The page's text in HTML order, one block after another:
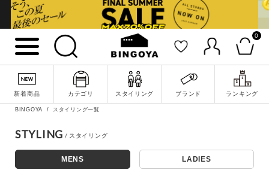
0
新着商品 カテゴリ スタイリング ブランド ランキング
詳細検索
キーワード
BINGOYA スタイリング一覧
STYLING
MENS LADIES